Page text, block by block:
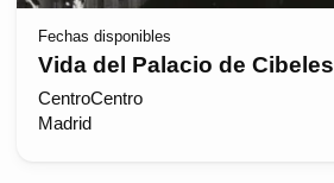
Fechas disponibles
Vida del Palacio de Cibeles
CentroCentro
Madrid